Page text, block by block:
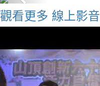
觀看更多 線上影音